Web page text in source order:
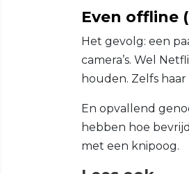
Even offline
Het gevolg: een
camera’s. Wel
houden. Zelfs
En opvallend
hebben hoe
met een knipoog.